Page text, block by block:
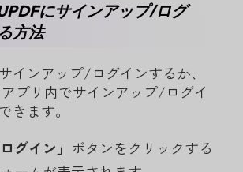
にサインアップ/ログ
方法
インアップ/ログインするか、
プリ内でサインアップ/ログイ
きます。
ログイン」 ボタンをクリックする